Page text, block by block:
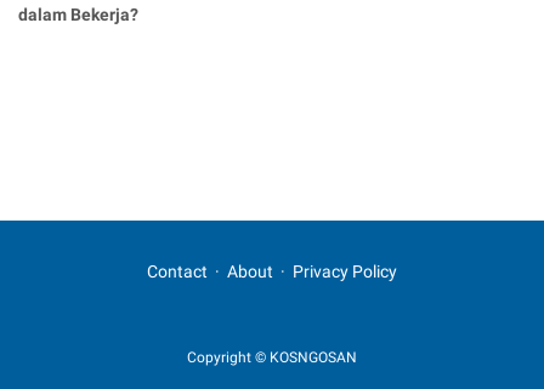
dalam Bekerja?
Contact About Privacy Policy
Copyright © KOSNGOSAN